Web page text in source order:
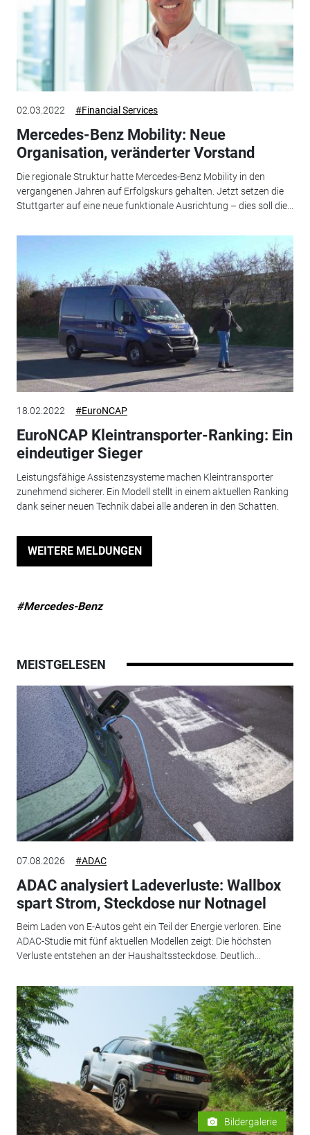
02.03.2022 #Financial Services
Mercedes-Benz Mobility: Neue
Organisation, veränderter Vorstand
Die regionale Struktur hatte Mercedes-Benz Mobility in den
vergangenen Jahren auf Erfolgskurs gehalten. Jetzt setzen die
Stuttgarter auf eine neue funktionale Ausrichtung – dies soll die...
18.02.2022 #EuroNCAP
EuroNCAP Kleintransporter-Ranking: Ein
eindeutiger Sieger
Leistungsfähige Assistenzsysteme machen Kleintransporter
zunehmend sicherer. Ein Modell stellt in einem aktuellen Ranking
dank seiner neuen Technik dabei alle anderen in den Schatten.
WEITERE MELDUNGEN
#Mercedes-Benz
MEISTGELESEN
07.08.2026 #ADAC
ADAC analysiert Ladeverluste: Wallbox
spart Strom, Steckdose nur Notnagel
Beim Laden von E-Autos geht ein Teil der Energie verloren. Eine
ADAC-Studie mit fünf aktuellen Modellen zeigt: Die höchsten
Verluste entstehen an der Haushaltssteckdose. Deutlich...
Bildergalerie